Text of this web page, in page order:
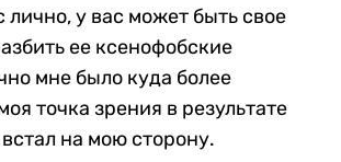
лично, у вас может быть свое
ее ксенофобские
мне было куда более
точка зрения в результате
на мою сторону.